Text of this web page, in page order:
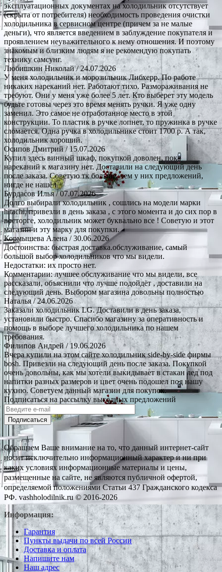
эксплуатационных документах на холодильник отсутствует
(скрыта от потребителя) необходимость проведения очистки
холодильника в сервисном центре (причем за не малые
деньги), что является введением в заблуждение покупателя и
проявлением неуважительного к нему отношения. И поэтому
знакомым и близким людям я не рекомендую покупать
технику самсунг.
Любишкин Николай/ 24.07.2026
У меня холодильник и морозильник Либхерр. По работе
никаких нареканий нет. Работают тихо. Размораживания не
требуют. Они у меня уже более 5 лет. Кто выберет эту модель
будьте готовы через это время менять ручки. Я уже одну
заменил. Это самое не отработанное место в этой
конструкции. То пластик в ручке лопнет, то пружинка в ручке
сломается. Одна ручка в холодильнике стоит 1700 р. А так,
холодильник хороший.
Осипов Дмитрий/ 15.07.2026
Купил здесь винный шкаф, покупкой доволен, пока
нареканий к магазину нет. Доставили на следующий день
после заказа. Советую тк больше, чем у них предложений,
нигде не нашёл
Бурдасов Илья/ 07.07.2026
Долго выбирали холодильник , сошлись на модели марки
hitachi, привезли в день заказа , с этого момента и до сих пор в
восторге, холодильник может буквально все ! Советую и этот
магазин и эту марку для покупки.
Кормышева Алена / 30.06.2026
Достоинства: быстрая доставка.обслуживание, самый
большой выбор холодильников что мы видели.
Недостатки: их просто нет.
Комментарии: лучшее обслуживание что мы видели, все
рассказали, объяснили что лучше подойдёт , доставили на
следующий день. Выбором магазина довольны полностью
Наталья/ 24.06.2026
Заказали холодильник LG. Доставили в день заказа,
установили быстро. Спасибо магазину за оперативность и
помощь в выборе лучшего холодильника по нашем
требования.
Филипов Андрей/ 19.06.2026
Вчера купили на этом сайте холодильник side-by-side фирмы
bosh. Привезли на следующий день после заказа. Покупкой
очень довольны, как мы хотели выкидывает в стакан лед под
напитки разных размеров и цвет очень подошел под нашу
кухню. Советуем данный магазин для покупок.
Подписаться на рассылку выгодных предложений
Подписаться
Обращаем Ваше внимание на то, что данный интернет-сайт
носит исключительно информационный характер и ни при
каких условиях информационные материалы и цены,
размещенные на сайте, не являются публичной офертой,
определяемой положениями Статьи 437 Гражданского кодекса
РФ. vashholodilnik.ru © 2016-2026
Информация:
Гарантия
Пункты выдачи по всей России
Доставка и оплата
Напишите нам
Наш адрес